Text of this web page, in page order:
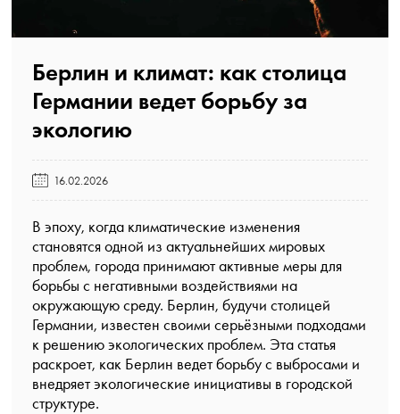
Берлин и климат: как столица
Германии ведет борьбу за
экологию️
16.02.2026
В эпоху, когда климатические изменения
становятся одной из актуальнейших мировых
проблем, города принимают активные меры для
борьбы с негативными воздействиями на
окружающую среду. Берлин, будучи столицей
Германии, известен своими серьёзными подходами
к решению экологических проблем. Эта статья
раскроет, как Берлин ведет борьбу с выбросами и
внедряет экологические инициативы в городской
структуре.